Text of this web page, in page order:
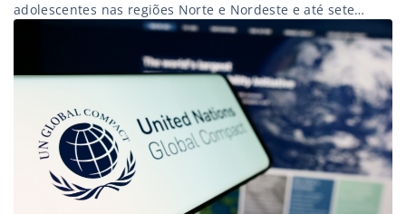
adolescentes nas regiões Norte e Nordeste e até sete